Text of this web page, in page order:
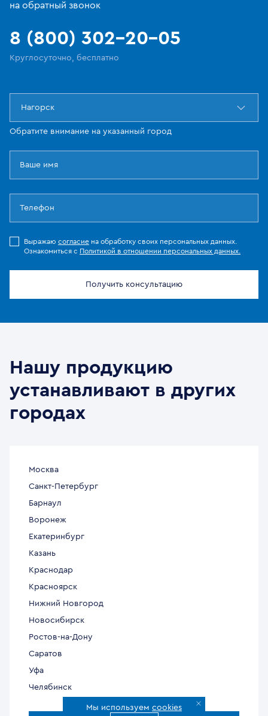
на обратный звонок
8 (800) 302-20-05
Круглосуточно, бесплатно
Нагорск
Обратите внимание на указанный город
Выражаю согласие на обработку своих персональных данных.
Ознакомиться с Политикой в отношении персональных данных.
Получить консультацию
Нашу продукцию
устанавливают в других
городах
Москва
Санкт-Петербург
Барнаул
Воронеж
Екатеринбург
Казань
Краснодар
Красноярск
Нижний Новгород
Новосибирск
Ростов-на-Дону
Саратов
Уфа
Челябинск
Мы используем cookies